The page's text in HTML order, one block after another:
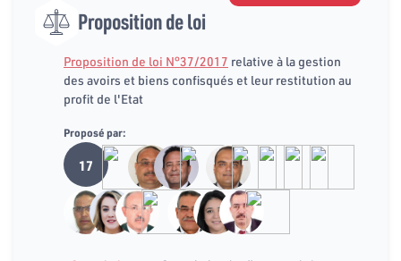
Proposition de loi
Proposition de loi N°37/2017 relative à la gestion
des avoirs et biens confisqués et leur restitution au
profit de l'Etat
Proposé par:
17